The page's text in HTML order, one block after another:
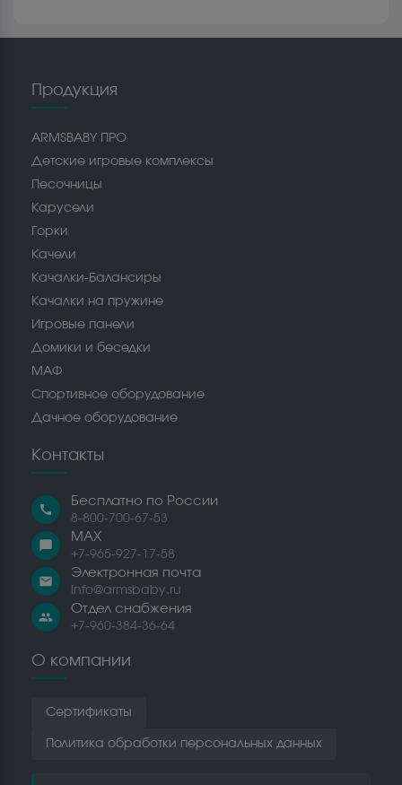
Продукция
ARMSBABY ПРО
Детские игровые комплексы
Песочницы
Карусели
Горки
Качели
Качалки-Балансиры
Качалки на пружине
Игровые панели
Домики и беседки
МАФ
Спортивное оборудование
Дачное оборудование
Контакты
call
Бесплатно по России
8-800-700-67-53
chat_bubble
MAX
+7-965-927-17-58
email
Электронная почта
info@armsbaby.ru
people
Отдел снабжения
+7-960-384-36-64
О компании
Сертификаты
Политика обработки персональных данных